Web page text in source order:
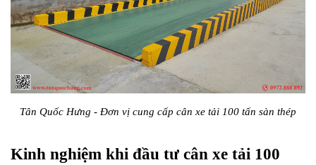
Tân Quốc Hưng - Đơn vị cung cấp cân xe tải 100 tấn sàn thép
Kinh nghiệm khi đầu tư cân xe tải 100